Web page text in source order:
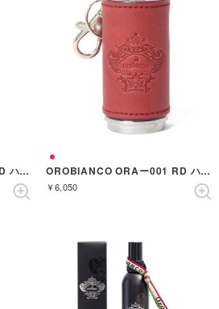
OROBIANCO ORAー001 GD ハイザラ ゴールド ハクオシ （GOLD） OROBIANCO ORAー001 RD ハイザラ レザーレッド （RED）
￥6,050